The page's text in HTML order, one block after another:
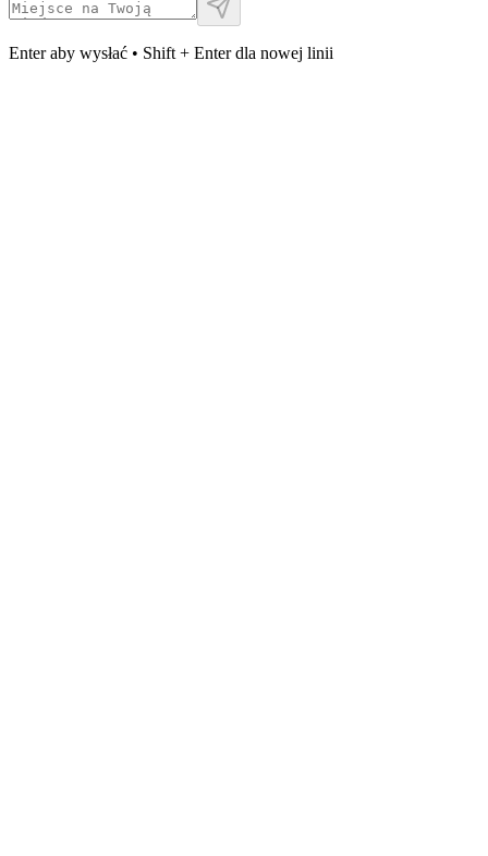
Enter aby wysłać • Shift + Enter dla nowej linii